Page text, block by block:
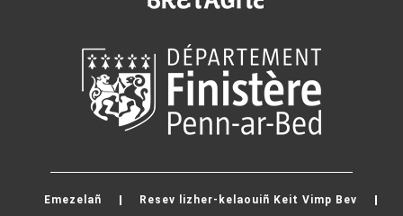
Emezelañ Resev lizher-kelaouiñ Keit Vimp Bev